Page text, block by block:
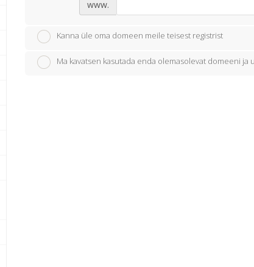
www.
Kanna üle oma domeen meile teisest registrist
Ma kavatsen kasutada enda olemasolevat domeeni